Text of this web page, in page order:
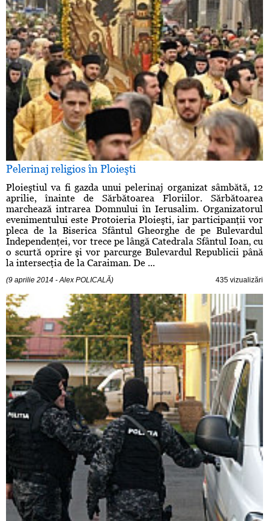
Pelerinaj religios în Ploieşti
Ploieştiul va fi gazda unui pelerinaj organizat sâmbătă, 12
aprilie, înainte de Sărbătoarea Floriilor. Sărbătoarea
marchează intrarea Domnului în Ierusalim. Organizatorul
evenimentului este Protoieria Ploieşti, iar participanţii vor
pleca de la Biserica Sfântul Gheorghe de pe Bulevardul
Independenţei, vor trece pe lângă Catedrala Sfântul Ioan, cu
o scurtă oprire şi vor parcurge Bulevardul Republicii până
la intersecţia de la Caraiman. De ...
(9 aprilie 2014 - Alex POLICALĂ) 435 vizualizări